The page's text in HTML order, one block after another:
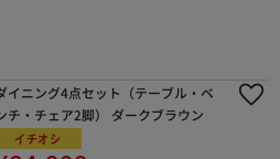
イニング4点セット（テーブル・ベ
チ・チェア2脚） ダークブラウン
イチオシ